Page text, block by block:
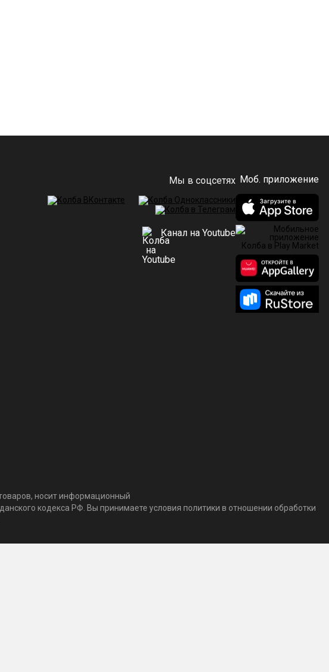
Мы в соцсетях
Канал на Youtube
Моб. приложение
носит информационный
кодекса РФ. Вы принимаете условия политики в отношении обработки